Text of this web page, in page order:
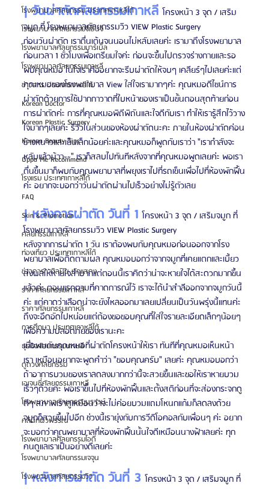
โรงพยาบาลศัลยกรรม ประเทศเกาหลีใต้
โรงพยาบาลศัลยกรรมจีเอ็นจี
โรงพยาบาลศัลยกรรมมาร์เบิ้ล
โรงพยาบาลศัลยกรรมเกาหลี
ข่าวสาร ประเทศเกาหลีใต้
Korean Doctor
Korean Plastic Surgery
Korean Beauty Tips
Oppa Me Recommend
โรงแรม ประเทศเกาหลีใต้
FAQ
Skin & Promotion
ศัลยกรรมเกาหลี
ท่องเที่ยว ประเทศเกาหลีใต้
ข่าวดารา ศิลปิน นักแสดง
ราคาศัลยกรรมเกาหลี
ราคาศัลยกรรมเกาหลี
การศึกษา ประเทศเกาหลีใต้
ธุรกิจศัลยกรรมเกาหลี
ดูดวงศัลยกรรม
เอเจนซี่ศัลยกรรมเกาหลี
โรงพยาบาลศัลยกรรมบราวน์
คลินิกผิวพรรณ
โรงพยาบาลศัลยกรรมไอดี
โรงพยาบาลศัลยกรรมเจจุน
โรงพยาบาลศัลยกรรมวิว
| วันผ่าตัดศัลยกรรมเกาหลี โครงหน้า 3 จุด / เสริม
จมูก ที่ โรงพยาบาลศัลยกรรมวิว VIEW Plastic Surgery
ก่อนวันผ่าตัด เราตื่นเต้นจนนอนไม่หลับเลยค่ะ เรามาถึงโรงพยาบาล
ก่อนเวลา 1 ชั่วโมงเพื่อเตรียมใจค่ะ ก่อนจะขึ้นไปตรวจร่างกายและรอ
พบคุณหมอ ในใจเราคืออยากจะรีบผ่าตัดให้จบๆ เคลียร์ๆไปเลยค่ะแต่
คุณหมอของโรงพยาบาล View ใส่ใจเรามากๆค่ะ คุณหมอดีไซน์การ
ผ่าตัดด้วยการใช้ปากกาวาดที่ใบหน้าของเราเป็นขั้นตอนสุดท้ายก่อน
การผ่าตัดค่ะ การที่คุณหมอพิถีพิถันและใจดีกับเรา ทำให้เรารู้สึกไว้วาง
ใจมากๆเลยค่ะ รีวิวในส่วนของห้องผ่าตัดนะคะ ภายในห้องผ่าตัดค่อน
ข้างหนาวและเย็นเล็กน้อยค่ะและคุณหมอก็พูดกับเราว่า "เรากำลังจะ
หลับแล้วน้าา~~" เราก็สลบไปทันทีหลังจากที่คุณหมอพูดเลยค่ะ พอเรา
ตื่นขึ้นมาก็พบกับคุณพยาบาลที่พยุงเราไปที่รถเข็นเพื่อไปที่ห้องพักฟื้น
ค่ะ อยากจะบอกว่าวันผ่าตัดผ่านไปเร็วอย่างไม่รู้ตัวเลย
| หลังการผ่าตัด วันที่ 1 โครงหน้า 3 จุด / เสริมจมูก ที่
โรงพยาบาลศัลยกรรมวิว VIEW Plastic Surgery
หลังจากการผ่าตัด 1 วัน เราต้องพบกับคุณหมอก่อนออกจากโรง
พยาบาลเพื่อติดตามผล คุณหมอบอกว่าจากจมูกที่เคยแตกและเบี้ยว
ส่งผลให้หายใจลำบากแต่ตอนนี้เราคิดว่าน่าจะหายใจได้สะดวกมากขึ้น
แล้วค่ะ ตอนแรกตามที่คาดการณ์ไว้ เราจะได้นำสำลีออกจากจมูกวันนี้
ค่ะ แต่คาดว่าเลือดน่าจะยังไหลออกมาเลยเปลี่ยนเป็นวันพรุ่งนี้แทนค่ะ
ถึงจะอึดอัดไปหน่อยแต่ต้องขอขอบคุณที่ใส่ใจรายละเอียดเล็กๆน้อยๆ
เพื่อความปลอดภัยของเรานะคะ
เมื่อพบกับคุณหมอที่ผ่าตัดโครงหน้าให้เรา ทันทีที่คุณหมอเห็นหน้า
เรา เหมือนอยากจะพูดคำว่า "ขอบคุณครับ" เลยค่ะ คุณหมอบอกว่า
ถ้าอาการบวมของเราลดลงมากกว่านี้จะสวยขึ้นและขอให้เราหายบวม
เร็วๆด้วยค่ะ พอเราขึ้นไปที่ห้องพักฟื้นและตั้งสติก่อนที่จะส่องกระจกดู
ดีๆ สภาพเราดูเหมือนว่าจะไม่ค่อยบวมแถมโหนกแก้มก็ลดลงด้วย
จมูกก็สวยขึ้นไปอีก ช่วงนี้เรายุ่งกับการวีดิโอคอลกับเพื่อนๆ ค่ะ อยาก
จะบอกว่าคุณพยาบาลที่ห้องพักฟื้นนั้นใจดีเหมือนนางฟ้าเลยค่ะ ทุก
คนดูแลเราเป็นอย่างดีเลยค่ะ
| หลังการผ่าตัด วันที่ 3 โครงหน้า 3 จุด / เสริมจมูก ที่